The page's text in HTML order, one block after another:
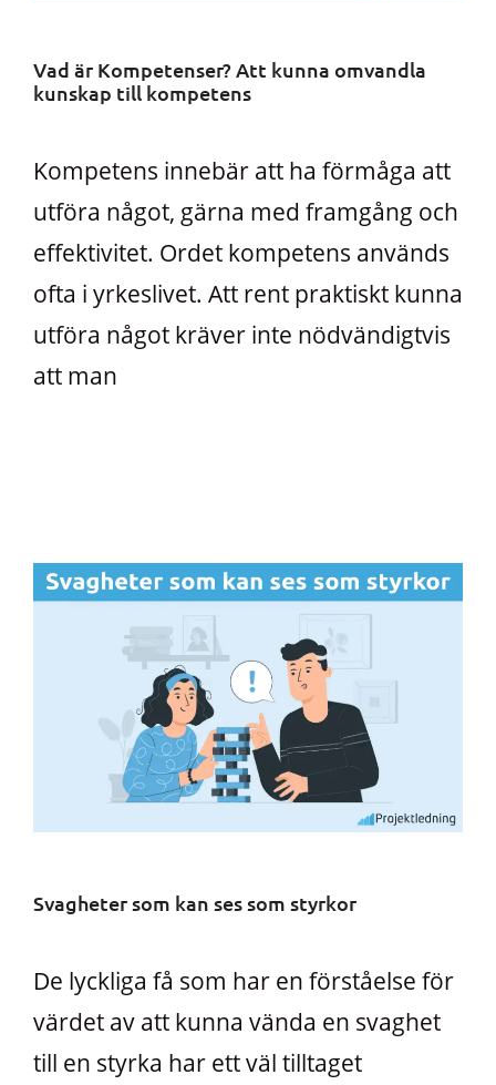
Vad är Kompetenser? Att kunna omvandla
kunskap till kompetens
Kompetens innebär att ha förmåga att
utföra något, gärna med framgång och
effektivitet. Ordet kompetens används
ofta i yrkeslivet. Att rent praktiskt kunna
utföra något kräver inte nödvändigtvis
att man
Svagheter som kan ses som styrkor
De lyckliga få som har en förståelse för
värdet av att kunna vända en svaghet
till en styrka har ett väl tilltaget